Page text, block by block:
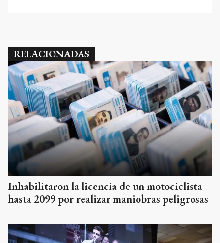
RELACIONADAS
Inhabilitaron la licencia de un motociclista
hasta 2099 por realizar maniobras peligrosas